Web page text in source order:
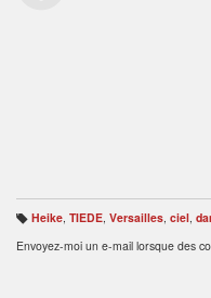
B
ali
s
Heike, TIEDE, Versailles, ciel,
Envoyez-moi un e-mail lorsque des